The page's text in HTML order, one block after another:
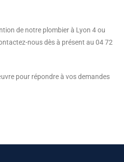
de notre plombier à Lyon 4 ou
nous dès à présent au 04 72
pour répondre à vos demandes